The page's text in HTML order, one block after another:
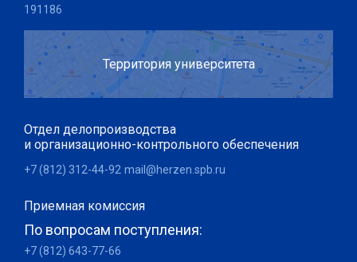
191186
Территория университета
Отдел делопроизводства
и организационно-контрольного обеспечения
+7 (812) 312-44-92 mail@herzen.spb.ru
Приемная комиссия
По вопросам поступления:
+7 (812) 643-77-66